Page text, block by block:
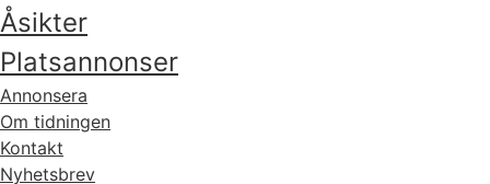
Åsikter
Platsannonser
Annonsera
Om tidningen
Kontakt
Nyhetsbrev